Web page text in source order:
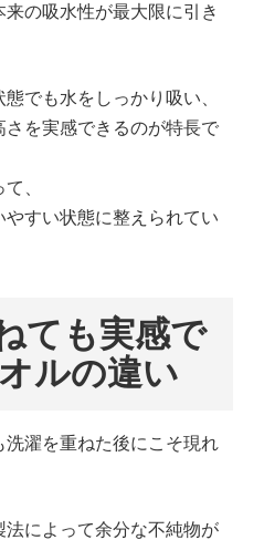
の吸水性が最大限に引き
でも水をしっかり吸い、
を実感できるのが特長で
、
すい状態に整えられてい
ても実感で
ルの違い
洗濯を重ねた後にこそ現れ
によって余分な不純物が